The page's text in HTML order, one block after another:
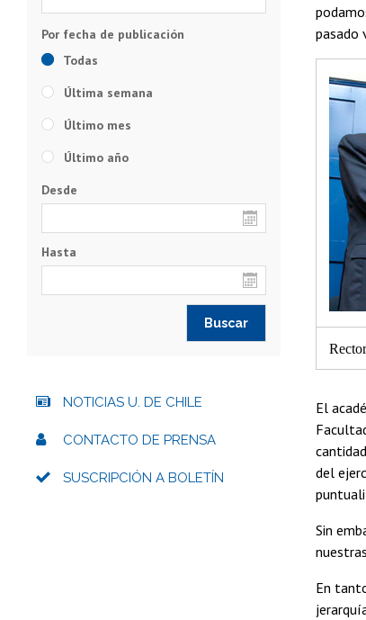
pasado
El
del
Sin
En
Todas
Última semana
Último mes
Último año
Desde
Hasta
NOTICIAS U. DE CHILE
CONTACTO DE PRENSA
SUSCRIPCIÓN A BOLETÍN